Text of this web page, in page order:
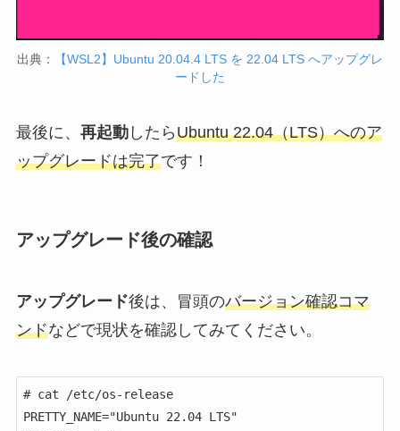
出典：
【WSL2】Ubuntu 20.04.4 LTS を 22.04 LTS へアップグレ
ードした
最後に、 再起動したらUbuntu 22.04（LTS）へのア
ップグレードは完了です！
アップグレード後の確認
アップグレード後は、冒頭のバージョン確認コマ
ンドなどで現状を確認してみてください。
# cat /etc/os-release
PRETTY_NAME="Ubuntu 22.04 LTS"